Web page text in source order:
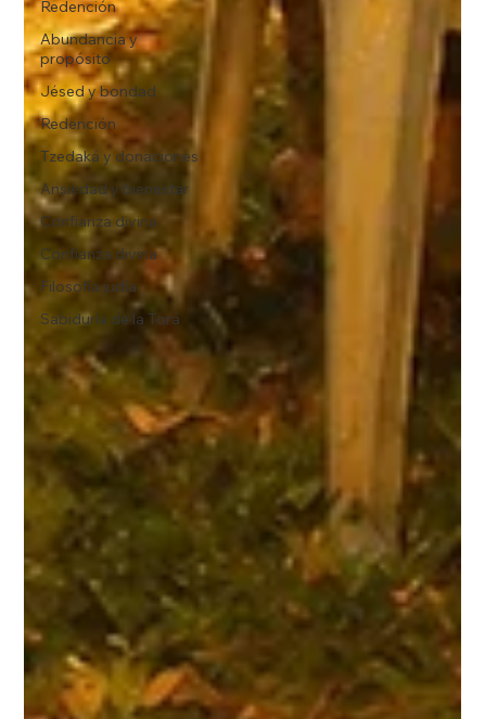
Redención
Abundancia y
propósito
Jésed y bondad
Redención
Tzedaká y donaciones
Ansiedad y bienestar
Confianza divina
Confianza divina
Filosofía judía
Sabiduría de la Torá